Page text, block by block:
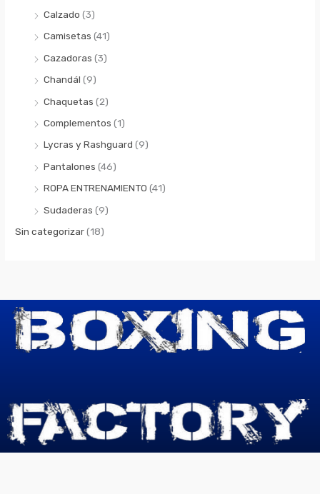
Calzado (3)
Camisetas (41)
Cazadoras (3)
Chandál (9)
Chaquetas (2)
Complementos (1)
Lycras y Rashguard (9)
Pantalones (46)
ROPA ENTRENAMIENTO (41)
Sudaderas (9)
Sin categorizar(18)